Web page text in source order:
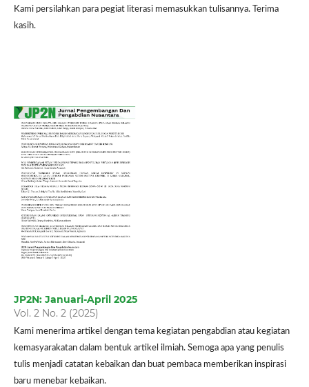
Kami persilahkan para pegiat literasi memasukkan tulisannya. Terima
kasih.
JP2N: Januari-April 2025
Vol. 2 No. 2 (2025)
Kami menerima artikel dengan tema kegiatan pengabdian atau kegiatan
kemasyarakatan dalam bentuk artikel ilmiah. Semoga apa yang penulis
tulis menjadi catatan kebaikan dan buat pembaca memberikan inspirasi
baru menebar kebaikan.